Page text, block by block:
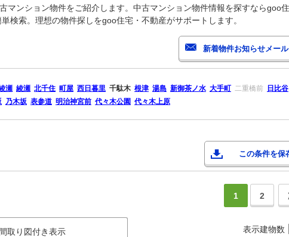
ンション物件をご紹介します。中古マンション物件情報を探すならgoo
検索。理想の物件探しをgoo住宅・不動産がサポートします。
瀬 綾瀬 北千住 町屋 西日暮里 千駄木 根津 湯島 新御茶ノ水 大手町 二重橋前
日比谷
乃木坂 表参道 明治神宮前 代々木公園 代々木上原
この条件を保
1 2
間取り図付き表示 表示建物数